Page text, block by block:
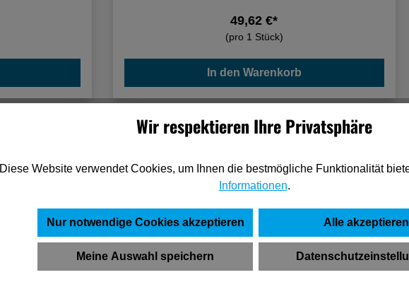
49,62 €*
(pro 1 Stück)
In den Warenkorb
Wir respektieren Ihre Privatsphäre
Diese Website verwendet Cookies, um Ihnen die bestmögliche Funktionalität
Informationen.
Nur notwendige Cookies akzeptieren Alle akzeptieren
Meine Auswahl speichern